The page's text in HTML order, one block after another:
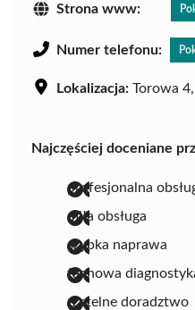
Strona www:
Numer telefonu:
Lokalizacja: Torowa
Najczęściej doceniane
profesjonalna
miła obsługa
szybka naprawa
fachowa
rzetelne doradztwo